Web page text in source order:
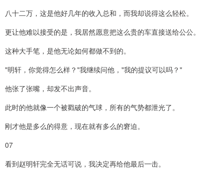
八十二万，这是他好几年的收入总和，而我却说得这么轻松。
更让他难以接受的是，我居然愿意把这么贵的车直接送给公公。
这种大手笔，是他无论如何都做不到的。
"明轩，你觉得怎么样？"我继续问他，"我的提议可以吗？"
他张了张嘴，却发不出声音。
此时的他就像一个被戳破的气球，所有的气势都泄光了。
刚才他是多么的得意，现在就有多么的窘迫。
07
看到赵明轩完全无话可说，我决定再给他最后一击。